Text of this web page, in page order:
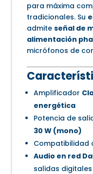
para máxima
tradicionales. Su
admiteseñal de
alimentación
micrófonos de
Amplificador
energética
Potencia de
30 W (mono)
Compatibilidad
Audio en red
salidas